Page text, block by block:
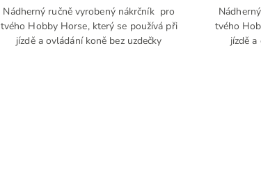
Nádherný ručně vyrobený nákrčník pro
tvého Hobby Horse, který se používá při
jízdě a ovládání koně bez uzdečky
tvého
jízdě